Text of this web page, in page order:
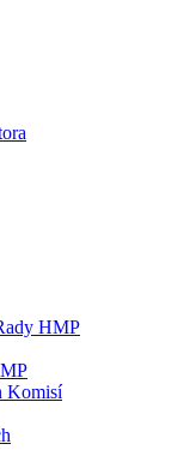
HMP
Komisí